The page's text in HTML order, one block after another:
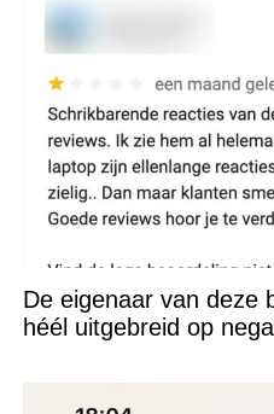
De eigenaar van deze
héél uitgebreid op